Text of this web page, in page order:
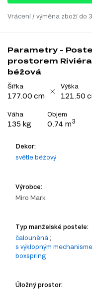
Vrácení / výměna zboží do
Parametry -
prostorem
béžová
Šířka
177.00 cm
Výška
121.50
Váha
135 kg
Objem
0.74 m3
Dekor:
světle béžový
Výrobce:
Miro Mark
Typ manželské postele:
čalouněná ;
s výklopným
boxspring
Úložný prostor: